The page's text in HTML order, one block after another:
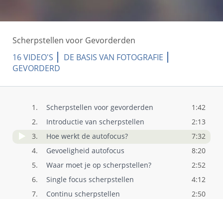
Scherpstellen voor Gevorderden
16 VIDEO'S
DE BASIS VAN FOTOGRAFIE
GEVORDERD
1. Scherpstellen voor gevorderden
1:42
2.
Introductie van scherpstellen
2:13
3.
Hoe werkt de autofocus?
7:32
4.
Gevoeligheid autofocus
8:20
5.
Waar moet je op scherpstellen?
2:52
6.
Single focus scherpstellen
4:12
7.
Continu scherpstellen
2:50